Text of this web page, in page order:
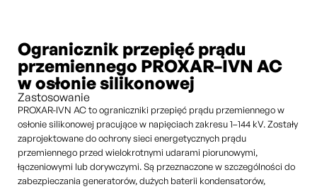
Ogranicznik przepięć prądu
przemiennego PROXAR–IVN AC
w osłonie silikonowej
Zastosowanie
PROXAR-IVN AC to ograniczniki przepięć prądu przemiennego w
osłonie silikonowej pracujące w napięciach zakresu 1–144 kV. Zostały
zaprojektowane do ochrony sieci energetycznych prądu
przemiennego przed wielokrotnymi udarami piorunowymi,
łączeniowymi lub dorywczymi. Są przeznaczone w szczególności do
zabezpieczania generatorów, dużych baterii kondensatorów,